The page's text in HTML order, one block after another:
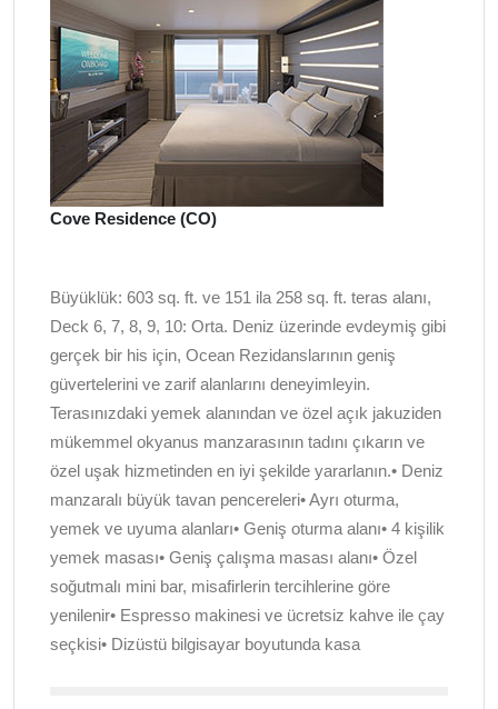
Cove Residence (CO)
Büyüklük: 603 sq. ft. ve 151 ila 258 sq. ft. teras alanı,
Deck 6, 7, 8, 9, 10: Orta. Deniz üzerinde evdeymiş gibi
gerçek bir his için, Ocean Rezidanslarının geniş
güvertelerini ve zarif alanlarını deneyimleyin.
Terasınızdaki yemek alanından ve özel açık jakuziden
mükemmel okyanus manzarasının tadını çıkarın ve
özel uşak hizmetinden en iyi şekilde yararlanın.• Deniz
manzaralı büyük tavan pencereleri• Ayrı oturma,
yemek ve uyuma alanları• Geniş oturma alanı• 4 kişilik
yemek masası• Geniş çalışma masası alanı• Özel
soğutmalı mini bar, misafirlerin tercihlerine göre
yenilenir• Espresso makinesi ve ücretsiz kahve ile çay
seçkisi• Dizüstü bilgisayar boyutunda kasa